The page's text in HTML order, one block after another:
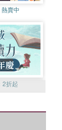
熱賣中
2折起